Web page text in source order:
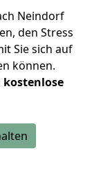
Neindorf
den Stress
Sie sich auf
können.
kostenlose